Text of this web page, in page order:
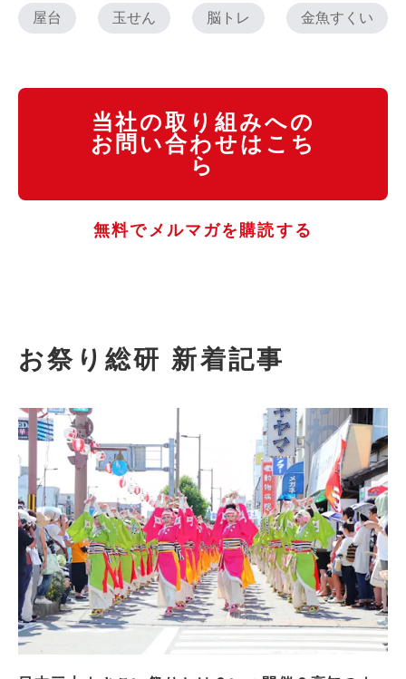
屋台 玉せん 脳トレ 金魚すくい
当社の取り組みへの
お問い合わせはこち
ら
無料でメルマガを購読する
お祭り総研 新着記事